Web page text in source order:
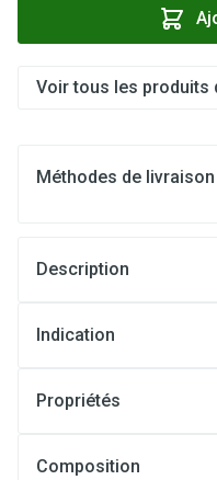
Voir tous les produits
Méthodes de
Description
Indication
Propriétés
Composition